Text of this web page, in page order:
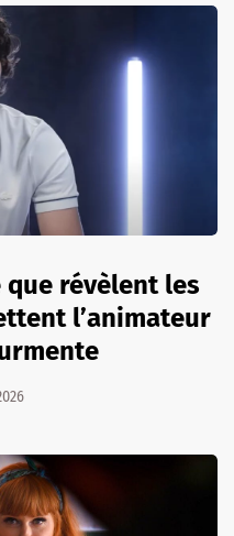
que révèlent les
l’animateur